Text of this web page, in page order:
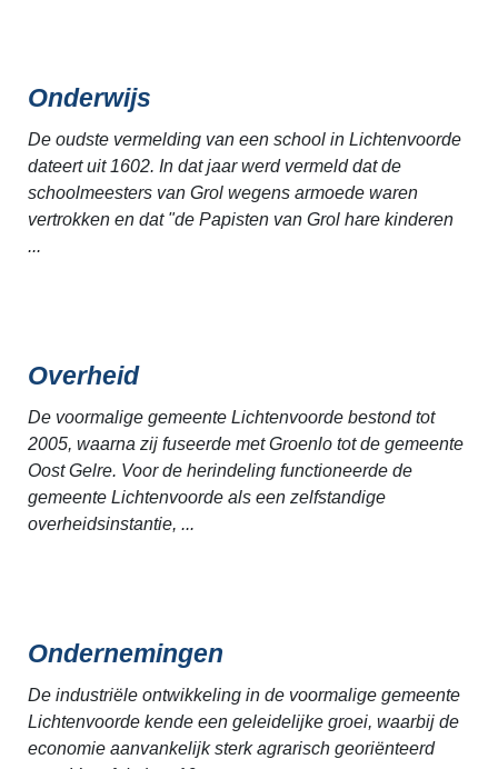
Onderwijs
De oudste vermelding van een school in Lichtenvoorde
dateert uit 1602. In dat jaar werd vermeld dat de
schoolmeesters van Grol wegens armoede waren
vertrokken en dat "de Papisten van Grol hare kinderen
...
Overheid
De voormalige gemeente Lichtenvoorde bestond tot
2005, waarna zij fuseerde met Groenlo tot de gemeente
Oost Gelre. Voor de herindeling functioneerde de
gemeente Lichtenvoorde als een zelfstandige
overheidsinstantie, ...
Ondernemingen
De industriële ontwikkeling in de voormalige gemeente
Lichtenvoorde kende een geleidelijke groei, waarbij de
economie aanvankelijk sterk agrarisch georiënteerd